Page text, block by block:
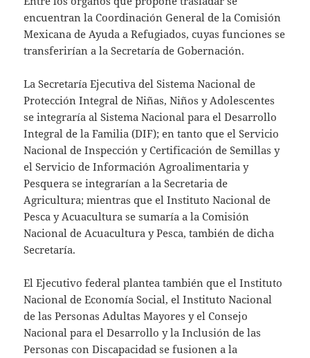
encuentran la Coordinación General de la Comisión
Mexicana de Ayuda a Refugiados, cuyas funciones se
transferirían a la Secretaría de Gobernación.
La Secretaría Ejecutiva del Sistema Nacional de
Protección Integral de Niñas, Niños y Adolescentes
se integraría al Sistema Nacional para el Desarrollo
Integral de la Familia (DIF); en tanto que el Servicio
Nacional de Inspección y Certificación de Semillas y
el Servicio de Información Agroalimentaria y
Pesquera se integrarían a la Secretaria de
Agricultura; mientras que el Instituto Nacional de
Pesca y Acuacultura se sumaría a la Comisión
Nacional de Acuacultura y Pesca, también de dicha
Secretaría.
El Ejecutivo federal plantea también que el Instituto
Nacional de Economía Social, el Instituto Nacional
de las Personas Adultas Mayores y el Consejo
Nacional para el Desarrollo y la Inclusión de las
Personas con Discapacidad se fusionen a la